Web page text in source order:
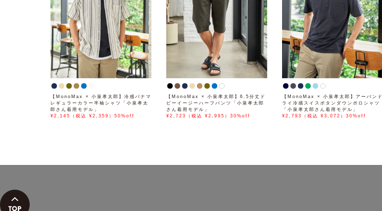
【MonoMax × 小泉孝太郎】冷感パナマ
レギュラーカラー半袖シャツ「小泉孝太
郎さん着用モデル」
¥2,145（税込 ¥2,359）50%off
【MonoMax × 小泉孝太郎】6.5分丈ド
ビーイージーハーフパンツ「小泉孝太郎
さん着用モデル」
¥2,723（税込 ¥2,995）30%off
【MonoMax × 小泉孝太郎】アーバンド
ライ冷感スイスボタンダウンポロシャツ
「小泉孝太郎さん着用モデル」
¥2,793（税込 ¥3,072）30%off